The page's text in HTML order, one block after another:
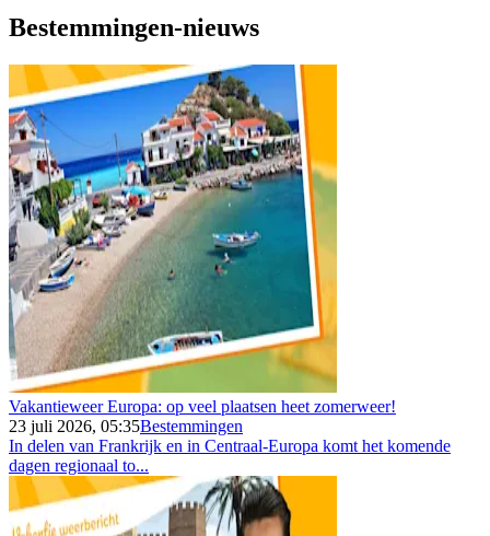
Bestemmingen-nieuws
Vakantieweer Europa: op veel plaatsen heet zomerweer!
23 juli 2026, 05:35Bestemmingen
In delen van Frankrijk en in Centraal-Europa komt het komende
dagen regionaal to...